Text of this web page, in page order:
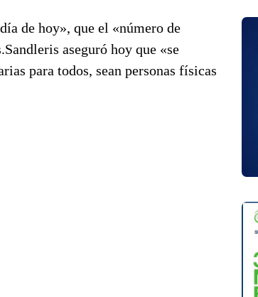
de hoy», que el «número de
aseguró hoy que «se
para todos, sean personas físicas